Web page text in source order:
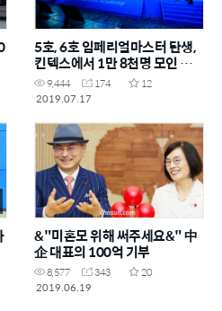
5호, 6호 임페리얼마스터 탄생,
킨텍스에서 1만 8천명 모인 가운
데 승급식 진행
9,444 174
12
2019.07.17
&"미혼모 위해 써주세요&" 中
企 대표의 100억 기부
8,577 343
20
2019.06.19